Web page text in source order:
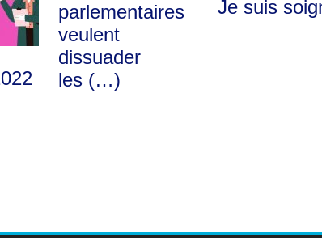
parlementaires
veulent
dissuader
les (…)
Je suis